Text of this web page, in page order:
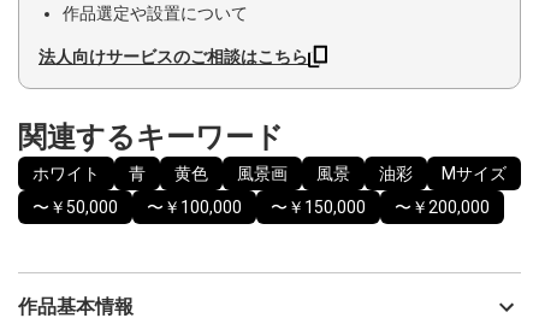
作品選定や設置について
法人向けサービスのご相談はこちら
関連するキーワード
ホワイト 青 黄色 風景画 風景 油彩
Mサイズ
〜￥50,000
〜￥100,000 〜￥150,000 〜￥200,000
作品基本情報